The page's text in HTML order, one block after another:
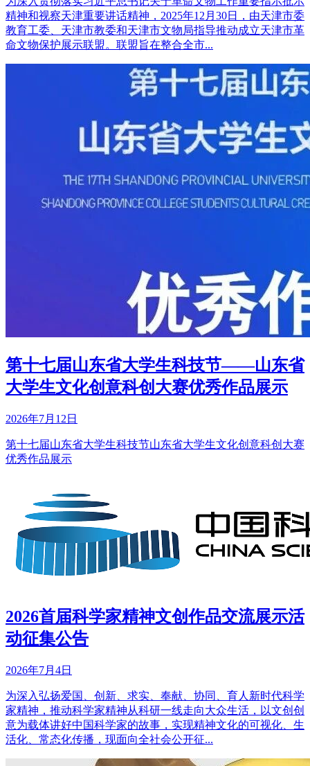
精神和视察天津重要讲话精神，2025年12月30日，由天津市委
教育工委、天津市教委和天津市文物局指导推动成立天津市革
命文物保护展示联盟。联盟旨在整合全市...
第十七届山东省大学生科技节——山东省
大学生文化创意科创大赛优秀作品展示
2026年7月12日
第十七届山东省大学生科技节山东省大学生文化创意科创大赛
优秀作品展示
2026首届科学家精神文创作品交流展示活
动征集公告
2026年7月4日
为深入弘扬爱国、创新、求实、奉献、协同、育人新时代科学
家精神，推动科学家精神从科研一线走向大众生活，以文创创
意为载体讲好中国科学家的故事，实现精神文化的可视化、生
活化、常态化传播，现面向全社会公开征...